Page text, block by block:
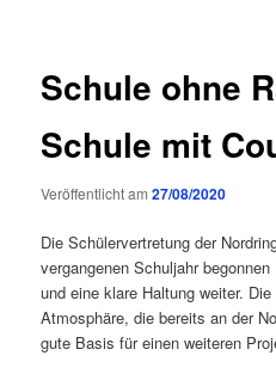
Schule ohne
Schule mit
Veröffentlicht am27/08/2020
Die Schülervertretung der
vergangenen Schuljahr
und eine klare Haltung weiter.
Atmosphäre, die bereits an der
gute Basis für einen weiteren